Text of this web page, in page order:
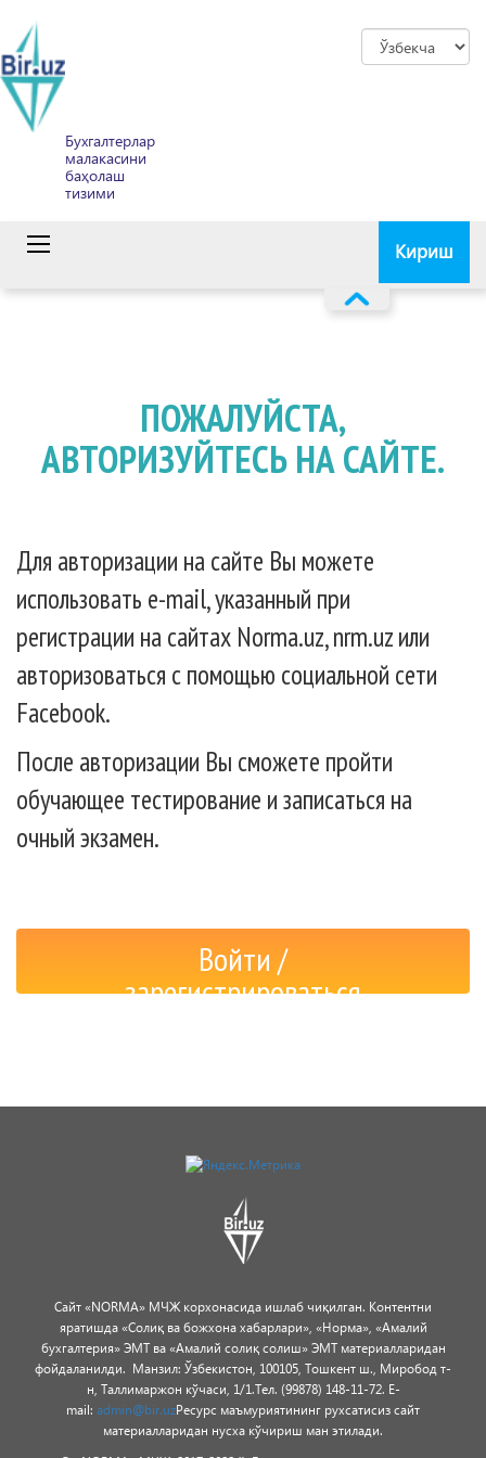
Бухгалтерлар
малакасини
баҳолаш
тизими
Кириш
ПОЖАЛУЙСТА,
АВТОРИЗУЙТЕСЬ НА САЙТЕ.
Для авторизации на сайте Вы можете
использовать e-mail, указанный при
регистрации на сайтах Norma.uz, nrm.uz или
авторизоваться с помощью социальной сети
Facebook.
После авторизации Вы сможете пройти
обучающее тестирование и записаться на
очный экзамен.
Войти /
зарегистрироваться
Сайт «NORMA» МЧЖ корхонасида ишлаб чиқилган. Контентни
яратишда «Солиқ ва божхона хабарлари», «Норма», «Амалий
бухгалтерия» ЭМТ ва «Амалий солиқ солиш» ЭМТ материалларидан
фойдаланилди. Манзил: Ўзбекистон, 100105, Тошкент ш., Миробод т-
н, Таллимаржон кўчаси, 1/1.Тел. (99878) 148-11-72. E-
mail: admin@bir.uzРесурс маъмуриятининг рухсатисиз сайт
материалларидан нусха кўчириш ман этилади.